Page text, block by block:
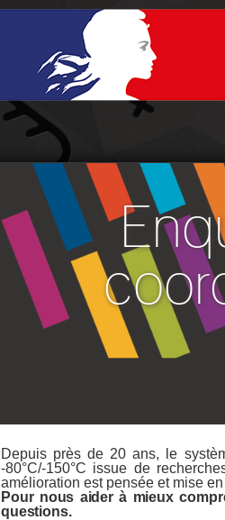
Depuis près de 20 ans, le
-80°C/-150°C issue de
amélioration est pensée et mise
Pour nous aider à mieux
questions.